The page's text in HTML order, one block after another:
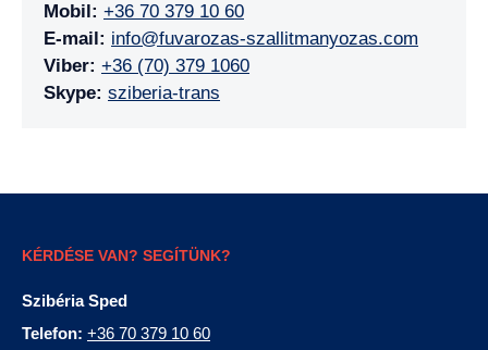
Mobil: +36 70 379 10 60
E-mail: info@fuvarozas-szallitmanyozas.com
Viber: +36 (70) 379 1060
Skype: sziberia-trans
KÉRDÉSE VAN? SEGÍTÜNK?
Szibéria Sped
Telefon: +36 70 379 10 60